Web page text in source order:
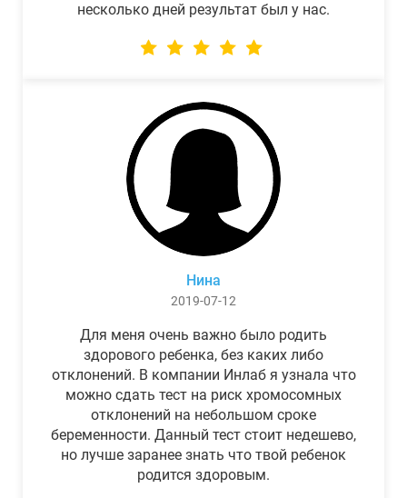
несколько дней результат был у нас.
Нина
2019-07-12
Для меня очень важно было родить
здорового ребенка, без каких либо
отклонений. В компании Инлаб я узнала что
можно сдать тест на риск хромосомных
отклонений на небольшом сроке
беременности. Данный тест стоит недешево,
но лучше заранее знать что твой ребенок
родится здоровым.